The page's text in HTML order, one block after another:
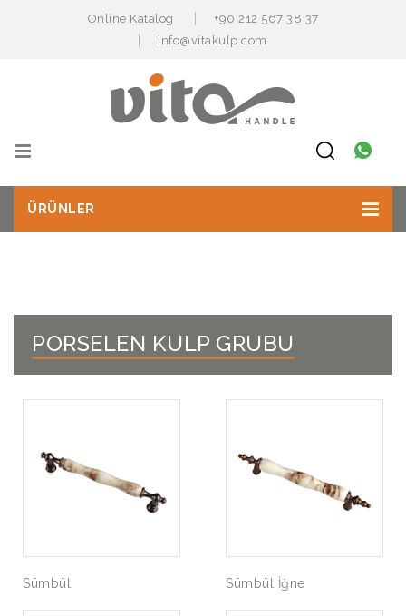
Online Katalog
+90 212 567 38 37
info@vitakulp.com
ÜRÜNLER
PORSELEN KULP GRUBU
Sümbül Sümbül İğne